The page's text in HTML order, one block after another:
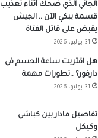
الجاني الذي ضحك أثناء تعذيب
قسمة يبكي الآن .. الجيش
يقبض على قاتل الفتاة
31 يوليو، 2026
هل اقتربت ساعة الحسم في
دارفور؟ ..تطورات مهمة
31 يوليو، 2026
تفاصيل مادار بين كباشي
وكيكل